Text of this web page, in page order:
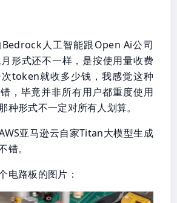
Bedrock人工智能跟Open Ai公司
形式还不一样，是按使用量收费
token就收多少钱，我感觉这种
，毕竟并非所有用户都重度使用
种形式不一定对所有人划算。
亚马逊云自家Titan大模型生成
错。
电路板的图片：